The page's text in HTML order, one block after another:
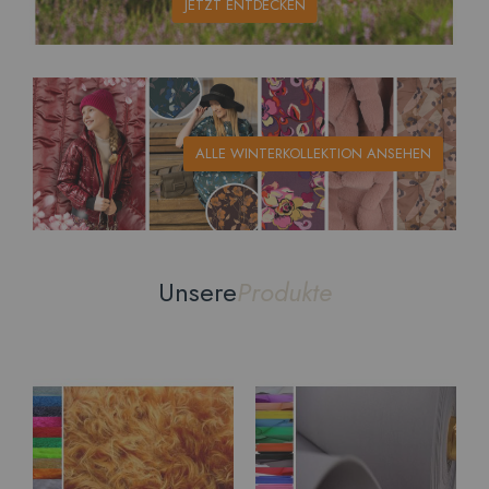
JETZT ENTDECKEN
ALLE WINTERKOLLEKTION ANSEHEN
UnsereProdukte